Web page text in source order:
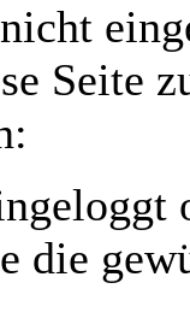
Seite
die